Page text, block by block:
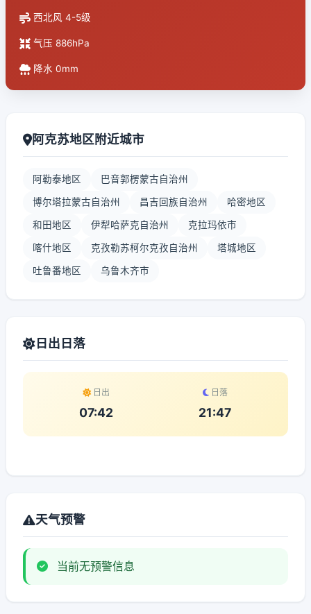
西北风 4-5级
气压 886hPa
降水 0mm
阿克苏地区附近城市
阿勒泰地区 巴音郭楞蒙古自治州
博尔塔拉蒙古自治州 昌吉回族自治州 哈密地区
和田地区 伊犁哈萨克自治州 克拉玛依市
喀什地区 克孜勒苏柯尔克孜自治州 塔城地区
吐鲁番地区 乌鲁木齐市
日出日落
日出
07:42
日落
21:47
天气预警
当前无预警信息